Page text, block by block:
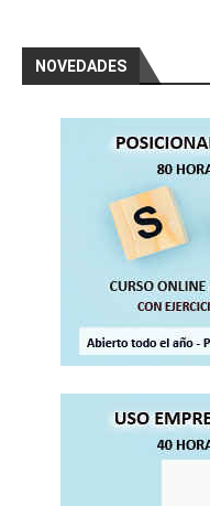
NOVEDADES